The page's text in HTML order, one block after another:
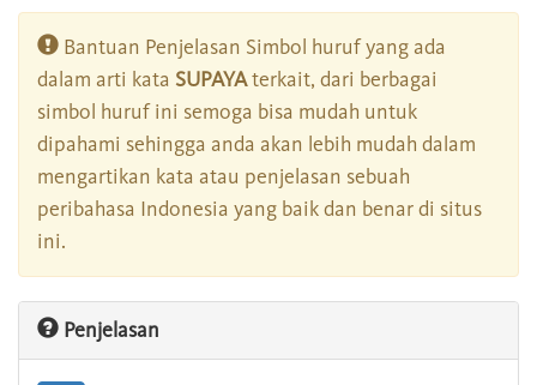
Bantuan Penjelasan Simbol huruf yang ada
dalam arti kata SUPAYAterkait, dari berbagai
simbol huruf ini semoga bisa mudah untuk
dipahami sehingga anda akan lebih mudah dalam
mengartikan kata atau penjelasan sebuah
peribahasa Indonesia yang baik dan benar di situs
ini.
Penjelasan